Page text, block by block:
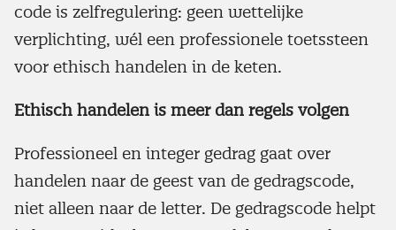
code is zelfregulering: geen wettelijke
verplichting, wél een professionele toetssteen
voor ethisch handelen in de keten.
Ethisch handelen is meer dan regels volgen
Professioneel en integer gedrag gaat over
handelen naar de geest van de gedragscode,
niet alleen naar de letter. De gedragscode helpt